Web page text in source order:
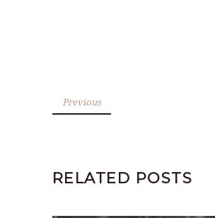
Previous
RELATED POSTS